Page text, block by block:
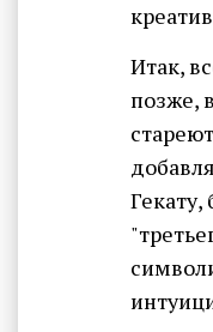
Итак,
позже,